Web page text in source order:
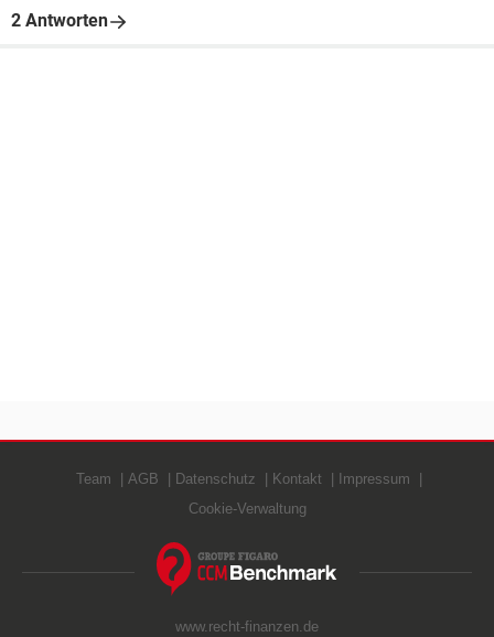
2 Antworten
Team AGB Datenschutz Kontakt
Impressum
Cookie-Verwaltung
www.recht-finanzen.de